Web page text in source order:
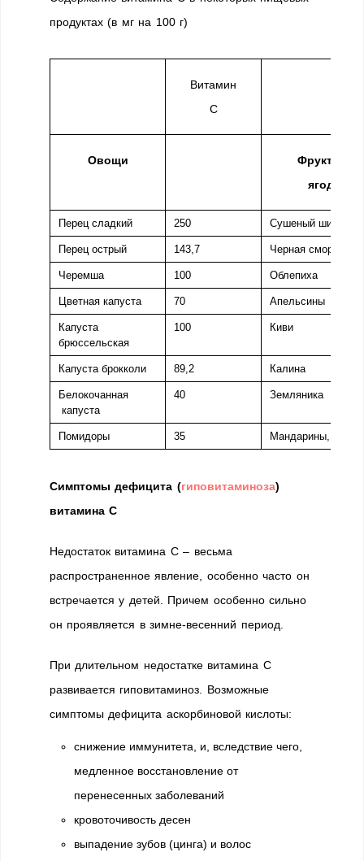
продуктах (в мг на 100 г)
Витамин
С
Овощи
Фрукты и
ягоды
Перец сладкий 250 Сушеный
Перец острый 143,7 Черная смородина
Черемша 100 Облепиха
Цветная капуста 70 Апельсины
Капуста
брюссельская
100 Киви
Капуста брокколи 89,2 Калина
Белокочанная
капуста
40 Земляника
Помидоры 35 Мандарины,
Симптомы дефицита (гиповитаминоза)
витамина С
Недостаток витамина С – весьма
распространенное явление, особенно часто он
встречается у детей. Причем особенно сильно
он проявляется в зимне-весенний период.
При длительном недостатке витамина С
развивается гиповитаминоз. Возможные
симптомы дефицита аскорбиновой кислоты:
снижение иммунитета, и, вследствие чего,
медленное восстановление от
перенесенных заболеваний
кровоточивость десен
выпадение зубов (цинга) и волос